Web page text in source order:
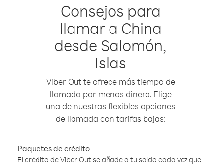
Consejos para
llamar a China
desde Salomón,
Islas
Viber Out te ofrece más tiempo de
llamada por menos dinero. Elige
una de nuestras flexibles opciones
de llamada con tarifas bajas:
Paquetes de crédito
El crédito de Viber Out se añade a tu saldo cada vez que